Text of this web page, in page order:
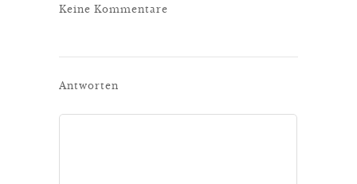
Keine Kommentare
Antworten